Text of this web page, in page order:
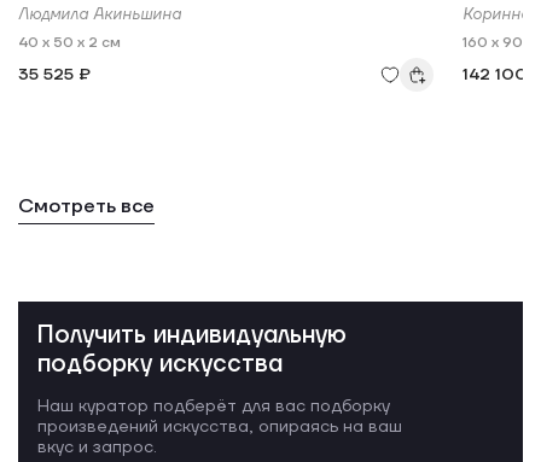
Людмила Акиньшина
40 x 50 x 2 см
35 525 ₽
Коринна
160 x 90 x
142 100
Смотреть все
Получить индивидуальную
подборку искусства
Наш куратор подберёт для вас подборку
произведений искусства, опираясь на ваш
вкус и запрос.